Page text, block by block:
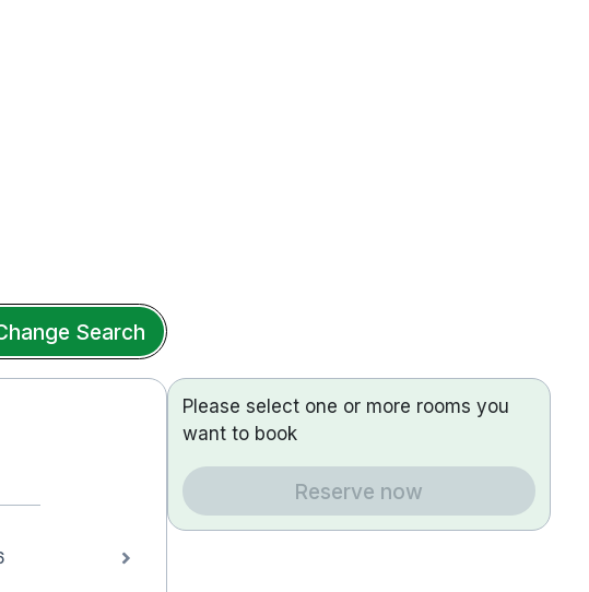
Search
Please select one or more rooms you
want to book
Reserve now